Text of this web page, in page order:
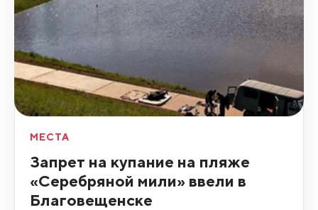
МЕСТА
Запрет на купание на пляже
«Серебряной мили» ввели в
Благовещенске